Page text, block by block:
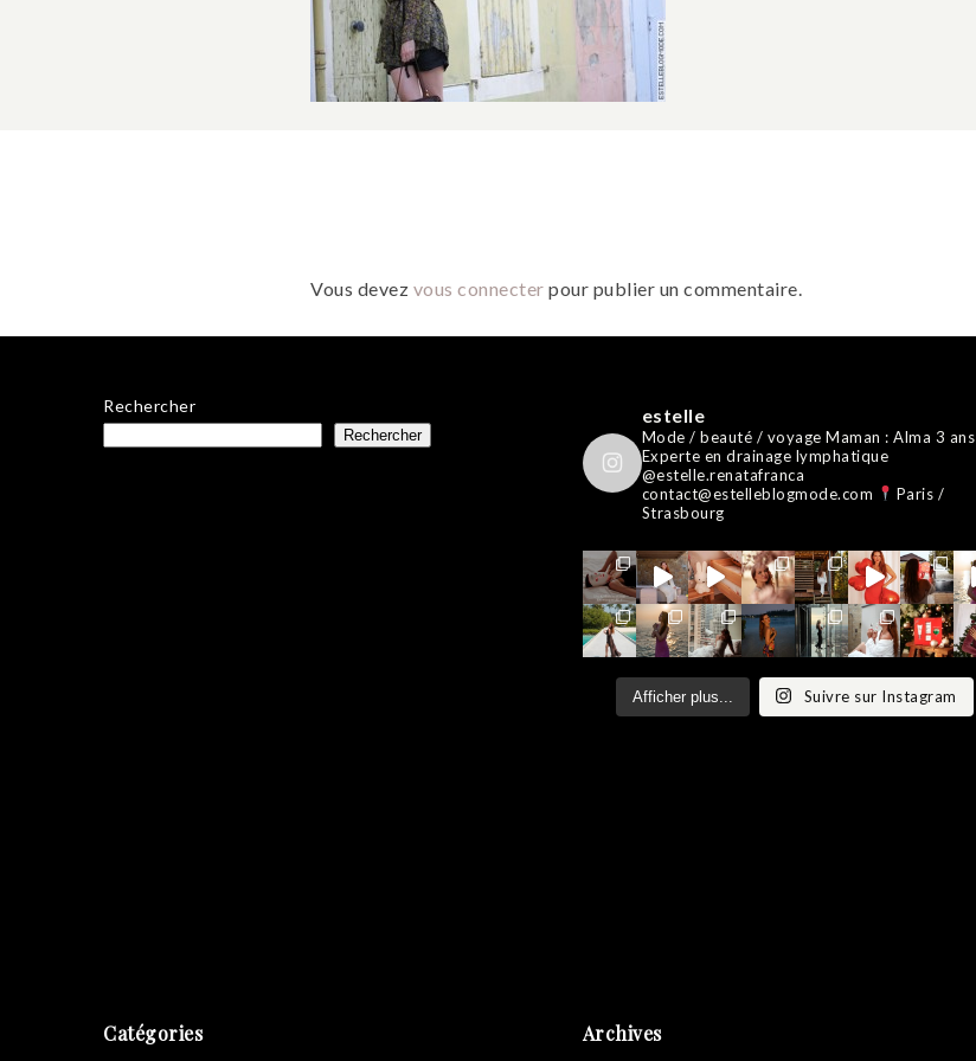
Vous devez vous connecter pour publier un commentaire.
Rechercher
Rechercher
estelle
Mode / beauté / voyageMaman : Alma 3 ans
Experte en drainage lymphatique
@estelle.renatafranca
contact@estelleblogmode.com
Paris /
Strasbourg
Afficher plus... Suivre sur Instagram
Catégories Archives